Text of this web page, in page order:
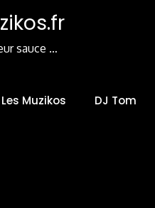
sauce …
Les Muzikos DJ Tom